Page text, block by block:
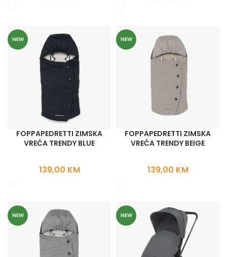
NEW
FOPPAPEDRETTI ZIMSKA
VREĆA TRENDY BLUE
139,00 KM
NEW
FOPPAPEDRETTI ZIMSKA
VREĆA TRENDY BEIGE
139,00 KM
NEW NEW